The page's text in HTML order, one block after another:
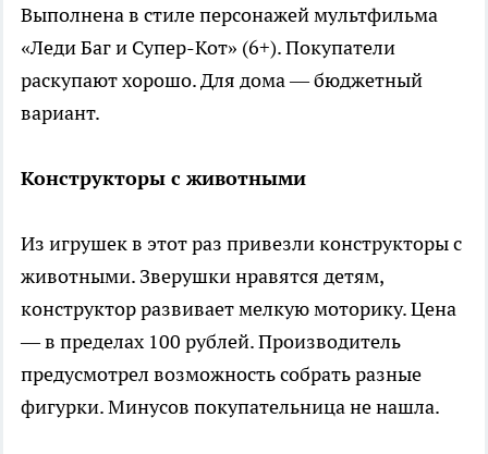
Выполнена в стиле персонажей мультфильма
«Леди Баг и Супер-Кот» (6+). Покупатели
раскупают хорошо. Для дома — бюджетный
вариант.
Конструкторы с животными
Из игрушек в этот раз привезли конструкторы с
животными. Зверушки нравятся детям,
конструктор развивает мелкую моторику. Цена
— в пределах 100 рублей. Производитель
предусмотрел возможность собрать разные
фигурки. Минусов покупательница не нашла.